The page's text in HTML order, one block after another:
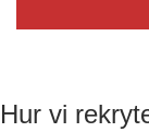
Hur vi